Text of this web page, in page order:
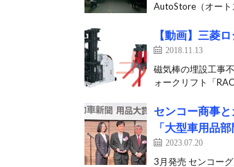
AutoStore（オー
【動画】三菱
2018.11.13
磁気棒の埋設工事
ォークリフト「
センコー商事
「大型車用品
2023.07.20
3月発売 センコー